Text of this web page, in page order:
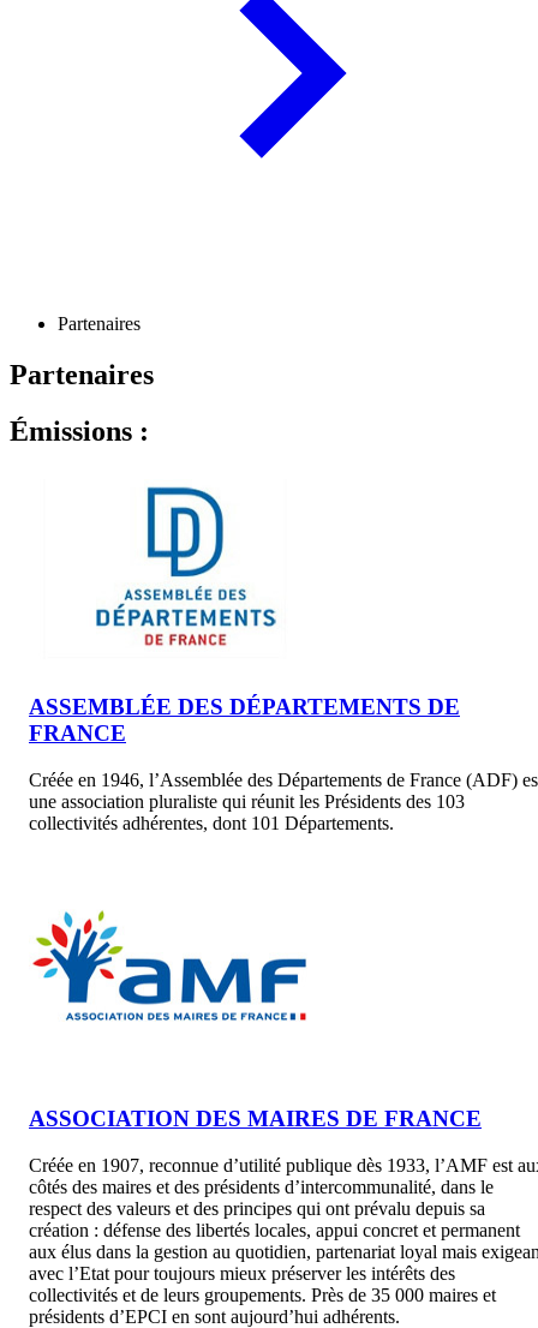
Partenaires
Partenaires
Émissions :
ASSEMBLÉE DES DÉPARTEMENTS DE
FRANCE
Créée en 1946, l’Assemblée des Départements de France (ADF)
une association pluraliste qui réunit les Présidents des 103
collectivités adhérentes, dont 101 Départements.
ASSOCIATION DES MAIRES DE FRANCE
Créée en 1907, reconnue d’utilité publique dès 1933, l’AMF est
côtés des maires et des présidents d’intercommunalité, dans le
respect des valeurs et des principes qui ont prévalu depuis sa
création : défense des libertés locales, appui concret et permanent
aux élus dans la gestion au quotidien, partenariat loyal mais
avec l’Etat pour toujours mieux préserver les intérêts des
collectivités et de leurs groupements. Près de 35 000 maires et
présidents d’EPCI en sont aujourd’hui adhérents.